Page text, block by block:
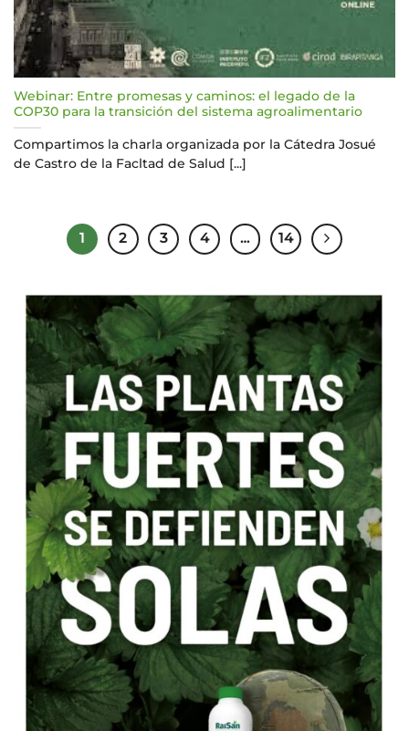
Webinar: Entre promesas y caminos: el legado de la
COP30 para la transición del sistema agroalimentario
Compartimos la charla organizada por la Cátedra Josué
de Castro de la Facltad de Salud [...]
1 2 3 4 … 14